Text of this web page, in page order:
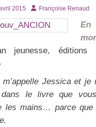
2015 AuteurFrançoise Renaud
jeunesse, éditions
Jessica et je
le livre que
les mains… parce que